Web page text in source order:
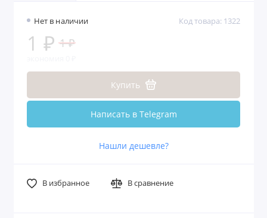
Нет в наличии Код товара: 1322
1 ₽ 1 ₽
Купить
Написать в Telegram
Нашли дешевле?
В избранное В сравнение